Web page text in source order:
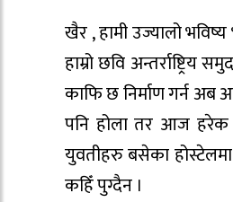
खैर , हामी उज्यालो
हाम्रो छवि
काफि छ निर्माण गर्न अब
पनि होला तर आज हरेक
युवतीहरु बसेका
कहिँ पुग्दैन ।